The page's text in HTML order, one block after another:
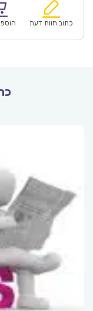
היה:
₪136.00.כתוב חוות דעת